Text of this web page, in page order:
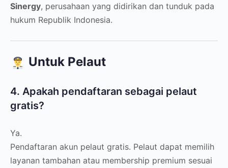
Sinergy, perusahaan yang didirikan dan tunduk pada
hukum Republik Indonesia.
Untuk Pelaut
4. Apakah pendaftaran sebagai pelaut
gratis?
Ya.
Pendaftaran akun pelaut gratis. Pelaut dapat memilih
layanan tambahan atau membership premium sesuai